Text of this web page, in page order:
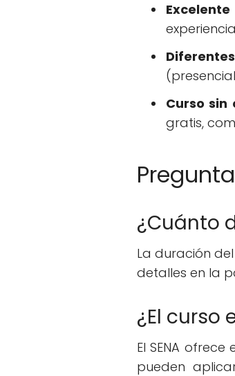
Curso sin
gratis,
¿Cuánto
La duración
detalles en la
¿El curso
El SENA
pueden